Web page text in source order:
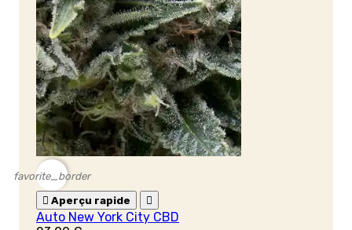
favorite_border
 Aperçu rapide 
Auto New York City CBD